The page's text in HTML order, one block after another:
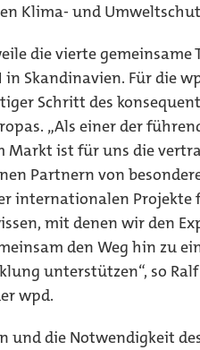
Klima- und
die vierte gemeinsame
in Skandinavien. Für die
Schritt des
„Als einer der
Markt ist für uns die
Partnern von
internationalen Projekte
mit denen wir den
den Weg hin zu
unterstützen“, so
wpd.
und die Notwendigkeit